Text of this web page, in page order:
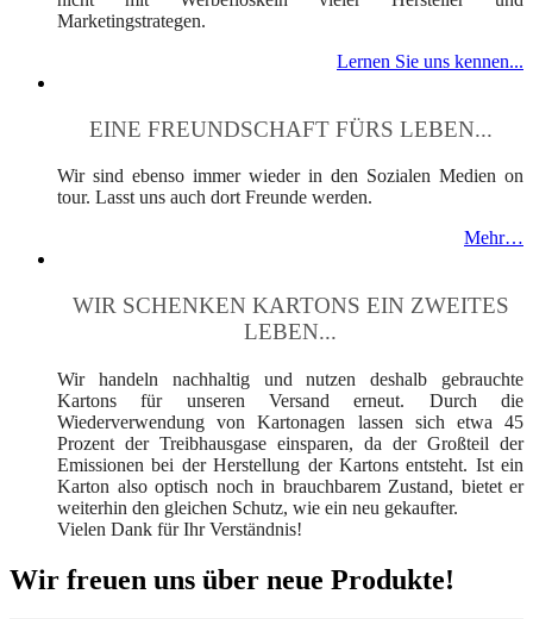
Marketingstrategen.
Lernen Sie uns kennen...
EINE FREUNDSCHAFT FÜRS LEBEN...
Wir sind ebenso immer wieder in den Sozialen Medien on
tour. Lasst uns auch dort Freunde werden.
Mehr…
WIR SCHENKEN KARTONS EIN ZWEITES
LEBEN...
Wir handeln nachhaltig und nutzen deshalb gebrauchte
Kartons für unseren Versand erneut. Durch die
Wiederverwendung von Kartonagen lassen sich etwa 45
Prozent der Treibhausgase einsparen, da der Großteil der
Emissionen bei der Herstellung der Kartons entsteht. Ist ein
Karton also optisch noch in brauchbarem Zustand, bietet er
weiterhin den gleichen Schutz, wie ein neu gekaufter.
Vielen Dank für Ihr Verständnis!
Wir freuen uns über neue Produkte!